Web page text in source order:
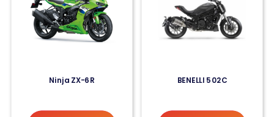
Ninja ZX-6R BENELLI 502C